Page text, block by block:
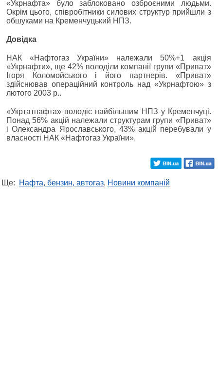
«Укрнафта» було заблоковано озброєними людьми.
Окрім цього, співробітники силових структур прийшли з
обшуками на Кременчуцький НПЗ.
Довідка
НАК «Нафтогаз України» належали 50%+1 акція
«Укрнафти», ще 42% володіли компанії групи «Приват»
Ігоря Коломойського і його партнерів. «Приват»
здійснював операційний контроль над «Укрнафтою» з
лютого 2003 р..
«Укртатнафта» володіє найбільшим НПЗ у Кременчуці.
Понад 56% акцій належали структурам групи «Приват»
і Олександра Ярославського, 43% акцій перебували у
власності НАК «Нафтогаз України».
Ще: Нафта, бензин, автогаз, Новини компаній